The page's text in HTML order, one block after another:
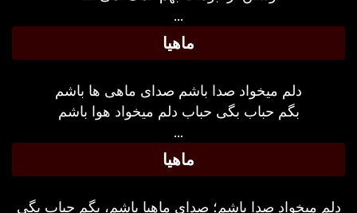
ماهیا
دلم میخواد صدا باشم صدای ماهی ها باشم
بگم حباب بگی حباب دلم میخواد هوا باشم
ماهیا
دلم میخواد صدا باشم؛ صدای ماهیا باشم، بگم حباب بگی